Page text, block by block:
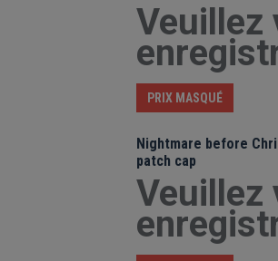
Veuillez
PRIX MASQUÉ
Nightmare before
patch cap
Veuillez